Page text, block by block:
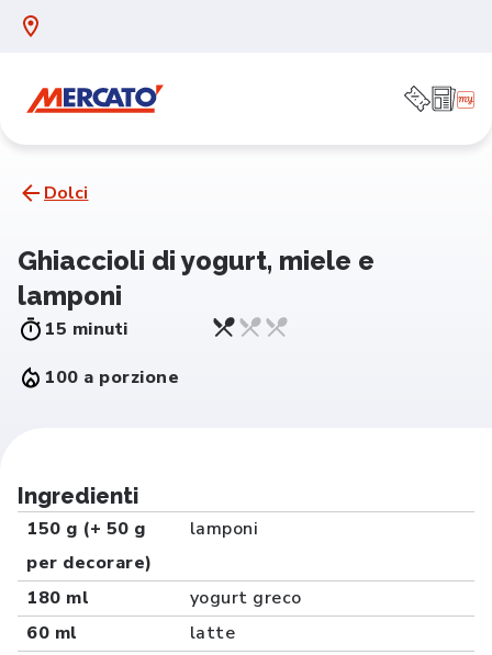
Dolci
Ghiaccioli di yogurt, miele e
lamponi
15 minuti
100 a porzione
Ingredienti
150 g (+ 50 g
per decorare)
lamponi
180 ml
yogurt greco
60 ml
latte